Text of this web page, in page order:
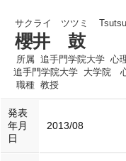
サクライ ツツミ
櫻井 鼓
所属 追手門学院大学 心
追手門学院大学 大学院
職種 教授
発表
年月
日
2013/08